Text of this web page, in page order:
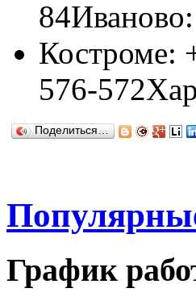
Костроме:
576-
Поделиться…
График